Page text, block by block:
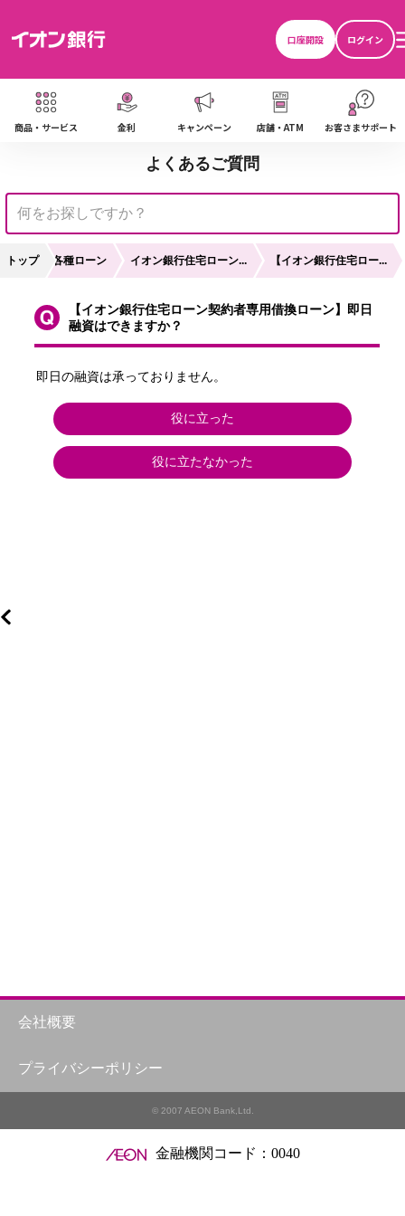
口座開設
ログイン
商品・サービス 金利 キャンペーン 店舗・ATM お客さまサポート
よくあるご質問
トップ 各種ローン イオン銀行住宅ローン... 【イオン銀行住宅ロー...
【イオン銀行住宅ローン契約者専用借換ローン】即日
融資はできますか？
即日の融資は承っておりません。
役に立った
役に立たなかった
会社概要
プライバシーポリシー
© 2007 AEON Bank,Ltd.
金融機関コード：0040